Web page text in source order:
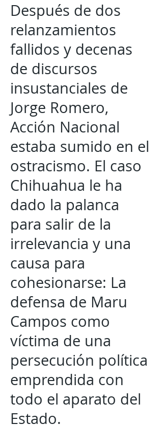
Después de dos
relanzamientos
fallidos y decenas
de discursos
insustanciales de
Jorge Romero,
Acción Nacional
estaba sumido en el
ostracismo. El caso
Chihuahua le ha
dado la palanca
para salir de la
irrelevancia y una
causa para
cohesionarse: La
defensa de Maru
Campos como
víctima de una
persecución política
emprendida con
todo el aparato del
Estado.